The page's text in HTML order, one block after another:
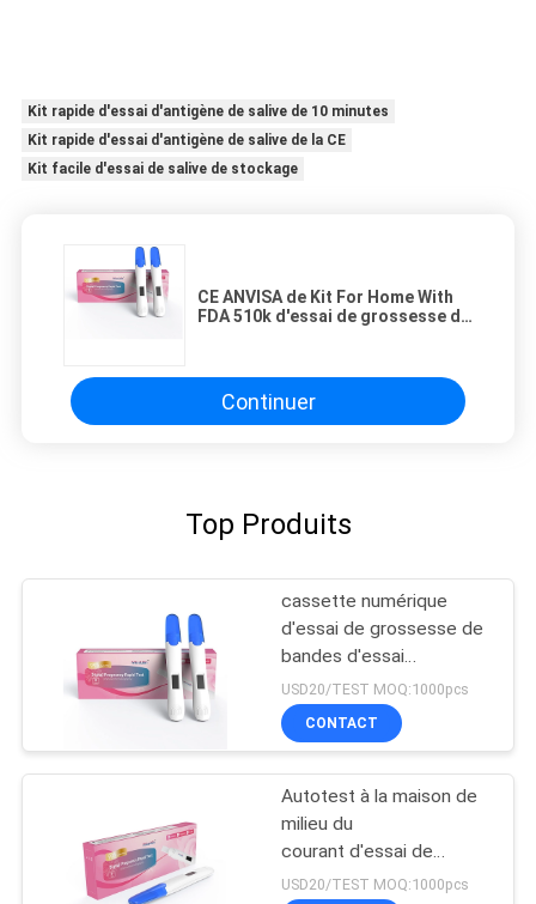
Kit rapide d'essai d'antigène de salive de 10 minutes
Kit rapide d'essai d'antigène de salive de la CE
Kit facile d'essai de salive de stockage
CE ANVISA de Kit For Home With
FDA 510k d'essai de grossesse de
Continuer
Top Produits
cassette numérique
d'essai de grossesse de
bandes d'essai
d'ovulation et de bandes
d'essai de grossesse
USD20/TEST MOQ:1000pcs
CONTACT
Autotest à la maison de
milieu du
courant d'essai de
grossesse de
USD20/TEST MOQ:1000pcs